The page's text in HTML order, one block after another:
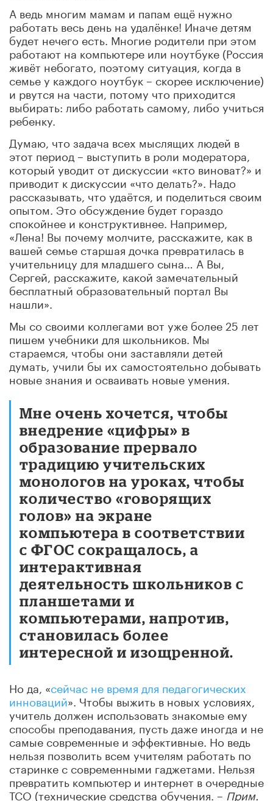
А ведь многим мамам и папам ещё нужно
работать весь день на удалёнке! Иначе детям
будет нечего есть. Многие родители при этом
работают на компьютере или ноутбуке (Россия
живёт небогато, поэтому ситуация, когда в
семье у каждого ноутбук – скорее исключение)
и рвутся на части, потому что приходится
выбирать: либо работать самому, либо учиться
ребенку.
Думаю, что задача всех мыслящих людей в
этот период – выступить в роли модератора,
который уводит от дискуссии «кто виноват?» и
приводит к дискуссии «что делать?». Надо
рассказывать, что удаётся, и поделиться своим
опытом. Это обсуждение будет гораздо
спокойнее и конструктивнее. Например,
«Лена! Вы почему молчите, расскажите, как в
вашей семье старшая дочка превратилась в
учительницу для младшего сына… А Вы,
Сергей, расскажите, какой замечательный
бесплатный образовательный портал Вы
нашли».
Мы со своими коллегами вот уже более 25 лет
пишем учебники для школьников. Мы
стараемся, чтобы они заставляли детей
думать, учили бы их самостоятельно добывать
новые знания и осваивать новые умения.
Мне очень хочется, чтобы
внедрение «цифры» в
образование прервало
традицию учительских
монологов на уроках, чтобы
количество «говорящих
голов» на экране
компьютера в соответствии
с ФГОС сокращалось, а
интерактивная
деятельность школьников с
планшетами и
компьютерами, напротив,
становилась более
интересной и изощренной.
Но да, «сейчас не время для педагогических
инноваций». Чтобы выжить в новых условиях,
учитель должен использовать знакомые ему
способы преподавания, пусть даже иногда и не
самые современные и эффективные. Но ведь
нельзя позволить всем учителям работать по
старинке с современными гаджетами. Нельзя
превратить компьютер и интернет в очередные
ТСО (технические средства обучения. –Прим.